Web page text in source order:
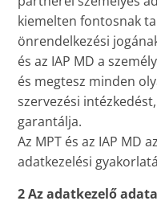
kiemelten fontosnak
önrendelkezési
és az IAP MD a
és megtesz minden
szervezési
garantálja.
Az MPT és az IAP MD
adatkezelési
2 Az adatkezelő